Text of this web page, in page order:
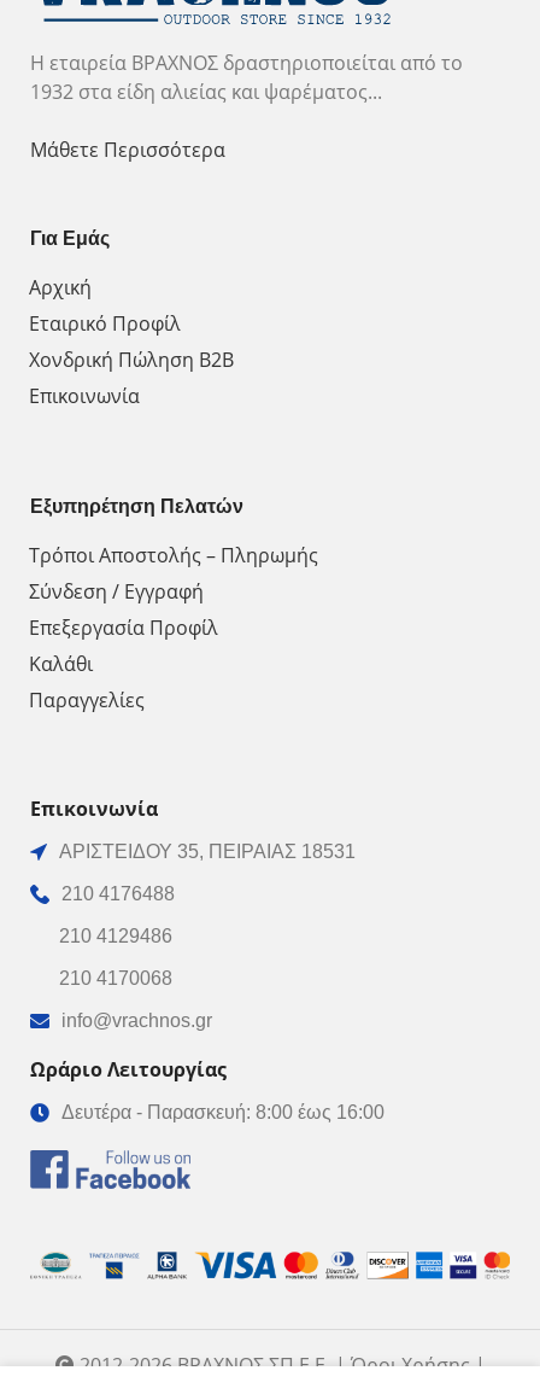
Η εταιρεία ΒΡΑΧΝΟΣ δραστηριοποιείται από το
1932 στα είδη αλιείας και ψαρέματος...
Μάθετε Περισσότερα
Για Εμάς
Αρχική
Εταιρικό Προφίλ
Χονδρική Πώληση Β2Β
Επικοινωνία
Εξυπηρέτηση Πελατών
Τρόποι Αποστολής – Πληρωμής
Σύνδεση / Εγγραφή
Επεξεργασία Προφίλ
Καλάθι
Παραγγελίες
Επικοινωνία
ΑΡΙΣΤΕΙΔΟΥ 35, ΠΕΙΡΑΙΑΣ 18531
210 4176488
210 4129486
210 4170068
info@vrachnos.gr
Ωράριο Λειτουργίας
Δευτέρα - Παρασκευή: 8:00 έως 16:00
2012-2026 ΒΡΑΧΝΟΣ ΣΠ Ε.Ε. | Όροι Χρήσης |